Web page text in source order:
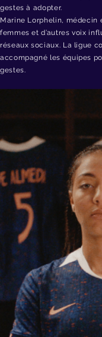
gestes à adopter.
Marine Lorphelin, médecin
femmes et d’autres voix
réseaux sociaux. La ligue
accompagné les équipes
gestes.